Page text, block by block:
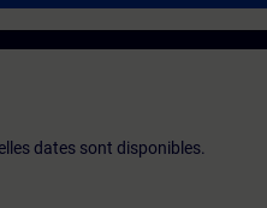
dates sont disponibles.